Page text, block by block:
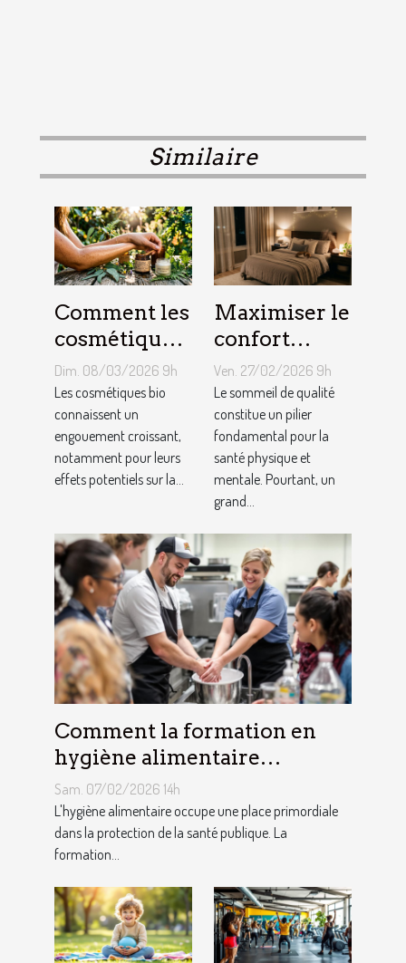
Similaire
Comment les
cosmétiques
bio
influencent-
ils la santé de
la peau ?
Dim. 08/03/2026 9h
Les cosmétiques bio
connaissent un
engouement croissant,
notamment pour leurs
effets potentiels sur la...
Maximiser le
confort
nocturne :
astuces pour
un sommeil
optimal
Ven. 27/02/2026 9h
Le sommeil de qualité
constitue un pilier
fondamental pour la
santé physique et
mentale. Pourtant, un
grand...
Comment la formation en
hygiène alimentaire
influence-t-elle la sécurité
des consommateurs ?
Sam. 07/02/2026 14h
L'hygiène alimentaire occupe une place primordiale
dans la protection de la santé publique. La
formation...